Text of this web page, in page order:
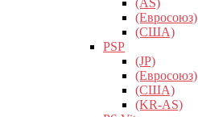
(AS)
(Евросоюз)
(США)
PSP
(JP)
(Евросоюз)
(США)
(KR-AS)